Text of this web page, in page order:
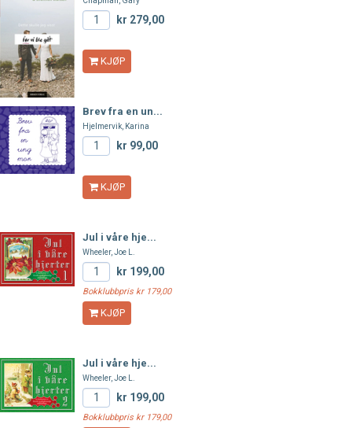
kr 279,00
KJØP
Brev fra en un...
Hjelmervik, Karina
kr 99,00
KJØP
Jul i våre hje...
Wheeler, Joe L.
kr 199,00
Bokklubbpris kr 179,00
KJØP
Jul i våre hje...
Wheeler, Joe L.
kr 199,00
Bokklubbpris kr 179,00